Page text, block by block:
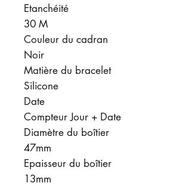
Etanchéité
30 M
Couleur du cadran
Noir
Matière du bracelet
Silicone
Date
Compteur Jour + Date
Diamètre du boîtier
47mm
Epaisseur du boîtier
13mm